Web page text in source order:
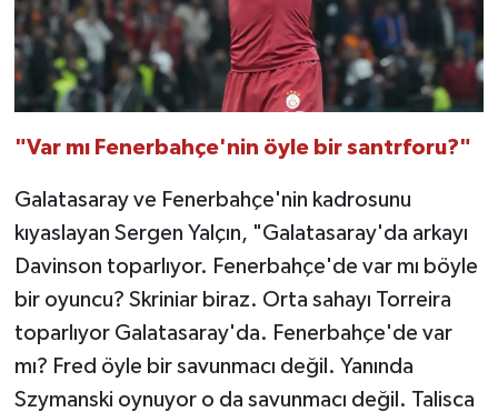
"Var mı Fenerbahçe'nin öyle bir santrforu?"
Galatasaray ve Fenerbahçe'nin kadrosunu
kıyaslayan Sergen Yalçın, "Galatasaray'da arkayı
Davinson toparlıyor. Fenerbahçe'de var mı böyle
bir oyuncu? Skriniar biraz. Orta sahayı Torreira
toparlıyor Galatasaray'da. Fenerbahçe'de var
mı? Fred öyle bir savunmacı değil. Yanında
Szymanski oynuyor o da savunmacı değil. Talisca